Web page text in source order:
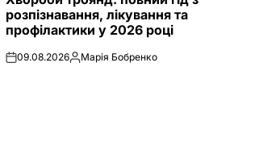
розпізнавання, лікування та
профілактики у 2026 році
on09.08.2026Posted
Марія Бобренко